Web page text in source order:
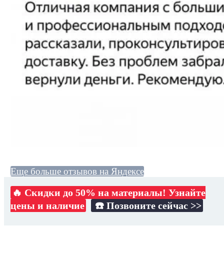
Еще больше отзывов на Яндексе
🔥 Скидки до 50% на материалы! Узнайте
цены и наличие
☎️ Позвоните сейчас >>